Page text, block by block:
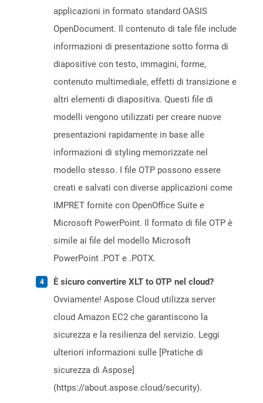
applicazioni in formato standard OASIS
OpenDocument. Il contenuto di tale file include
informazioni di presentazione sotto forma di
diapositive con testo, immagini, forme,
contenuto multimediale, effetti di transizione e
altri elementi di diapositiva. Questi file di
modelli vengono utilizzati per creare nuove
presentazioni rapidamente in base alle
informazioni di styling memorizzate nel
modello stesso. I file OTP possono essere
creati e salvati con diverse applicazioni come
IMPRET fornite con OpenOffice Suite e
Microsoft PowerPoint. Il formato di file OTP è
simile ai file del modello Microsoft
PowerPoint .POT e .POTX.
È sicuro convertire XLT to OTP nel cloud?
Ovviamente! Aspose Cloud utilizza server
cloud Amazon EC2 che garantiscono la
sicurezza e la resilienza del servizio. Leggi
ulteriori informazioni sulle [Pratiche di
sicurezza di Aspose]
(https://about.aspose.cloud/security).